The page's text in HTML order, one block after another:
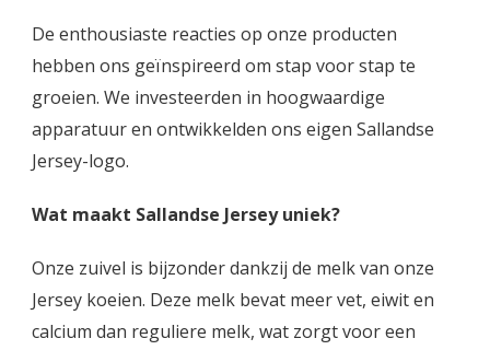
De enthousiaste reacties op onze producten
hebben ons geïnspireerd om stap voor stap te
groeien. We investeerden in hoogwaardige
apparatuur en ontwikkelden ons eigen Sallandse
Jersey-logo.
Wat maakt Sallandse Jersey uniek?
Onze zuivel is bijzonder dankzij de melk van onze
Jersey koeien. Deze melk bevat meer vet, eiwit en
calcium dan reguliere melk, wat zorgt voor een